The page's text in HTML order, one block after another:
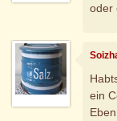
oder
ein